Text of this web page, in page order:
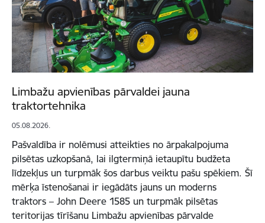
Limbažu apvienības pārvaldei jauna
traktortehnika
05.08.2026.
Pašvaldība ir nolēmusi atteikties no ārpakalpojuma
pilsētas uzkopšanā, lai ilgtermiņā ietaupītu budžeta
līdzekļus un turpmāk šos darbus veiktu pašu spēkiem. Šī
mērķa īstenošanai ir iegādāts jauns un moderns
traktors – John Deere 1585 un turpmāk pilsētas
teritorijas tīrīšanu Limbažu apvienības pārvalde